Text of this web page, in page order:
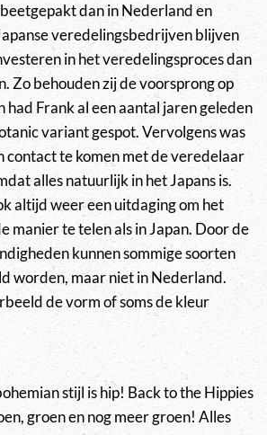
dan in Nederland en
veredelingsbedrijven blijven
in het veredelingsproces dan
Zo behouden zij de voorsprong op
had Frank al een aantal jaren geleden
variant gespot. Vervolgens was
contact te komen met de veredelaar
alles natuurlijk in het Japans is.
altijd weer een uitdaging om het
manier te telen als in Japan. Door de
kunnen sommige soorten
worden, maar niet in Nederland.
de vorm of soms de kleur
stijl is hip! Back to the Hippies
groen en nog meer groen! Alles